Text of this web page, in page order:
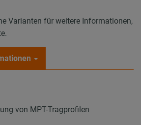
Varianten für weitere Informationen,
von MPT-Tragprofilen